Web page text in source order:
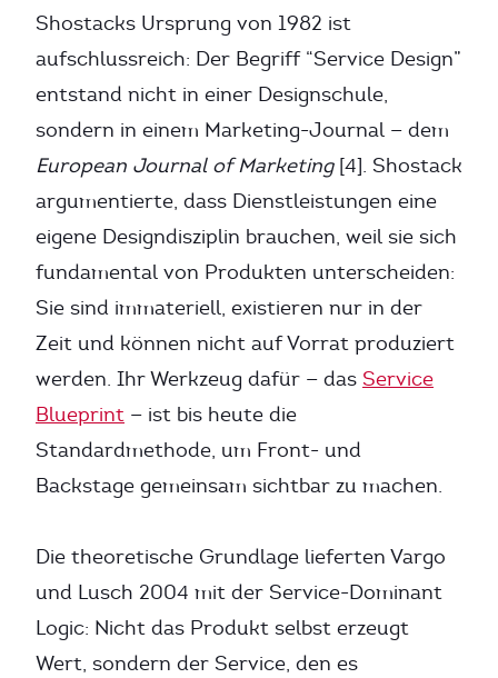
Shostacks Ursprung von 1982 ist
aufschlussreich: Der Begriff “Service Design”
entstand nicht in einer Designschule,
sondern in einem Marketing-Journal — dem
European Journal of Marketing[4]. Shostack
argumentierte, dass Dienstleistungen eine
eigene Designdisziplin brauchen, weil sie sich
fundamental von Produkten unterscheiden:
Sie sind immateriell, existieren nur in der
Zeit und können nicht auf Vorrat produziert
werden. Ihr Werkzeug dafür — das Service
Blueprint — ist bis heute die
Standardmethode, um Front- und
Backstage gemeinsam sichtbar zu machen.
Die theoretische Grundlage lieferten Vargo
und Lusch 2004 mit der Service-Dominant
Logic: Nicht das Produkt selbst erzeugt
Wert, sondern der Service, den es